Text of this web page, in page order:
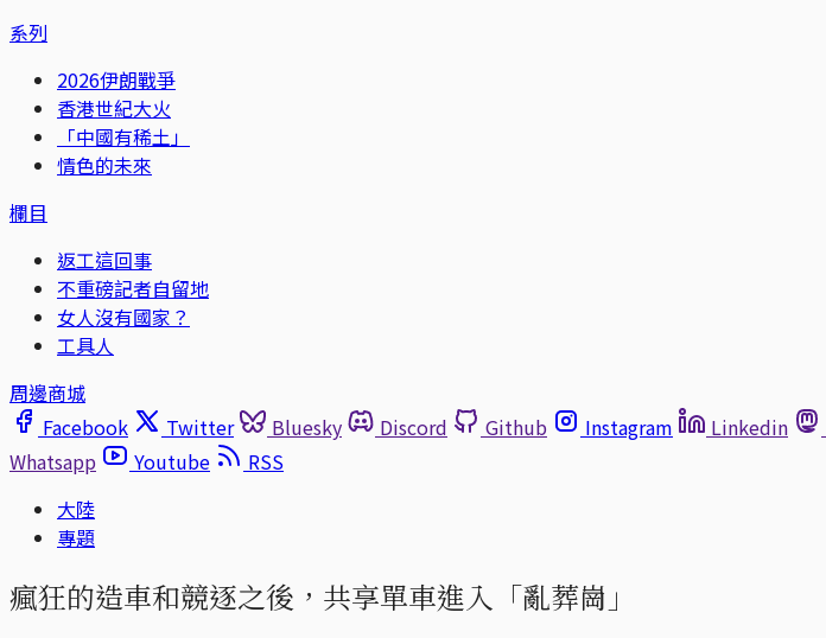
系列
2026伊朗戰爭
香港世紀大火
「中國有稀土」
情色的未來
欄目
返工這回事
不重磅記者自留地
女人沒有國家？
工具人
周邊商城
Facebook
Twitter Bluesky Discord Github Instagram Linkedin
Whatsapp
Youtube
RSS
大陸
專題
瘋狂的造車和競逐之後，共享單車進入「亂葬崗」